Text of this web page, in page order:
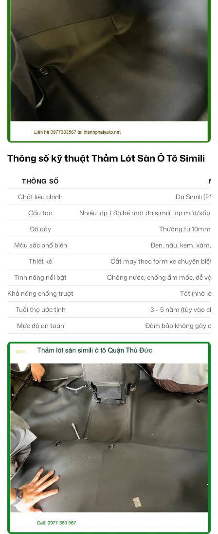
Thông số kỹ thuật Thảm Lót Sàn Ô Tô Simili
THÔNG SỐ
Chất liệu chính
Da Simili
Cấu tạo
Nhiều lớp: Lớp bề mặt da simili, lớp mút/xốp
Độ dày
Thường từ 10mm –
Màu sắc phổ biến
Đen, nâu, kem, xám,
Thiết kế
Cắt may theo form xe chuyên biệt
Tính năng nổi bật
Chống nước, chống ẩm mốc, dễ vệ
Khả năng chống trượt
Tốt (nhờ lớp
Tuổi thọ ước tính
3 – 5 năm (tùy vào
Mức độ an toàn
Đảm bảo không gây